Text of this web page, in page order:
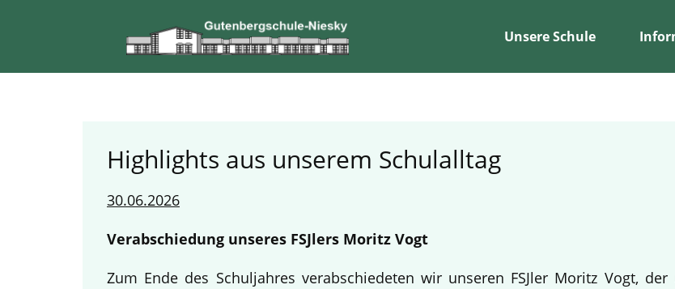
Unsere Schule
Highlights aus unserem Schulalltag
30.06.2026
Verabschiedung unseres FSJlers Moritz Vogt
Zum Ende des Schuljahres verabschiedeten wir unseren FSJler Moritz Vogt,